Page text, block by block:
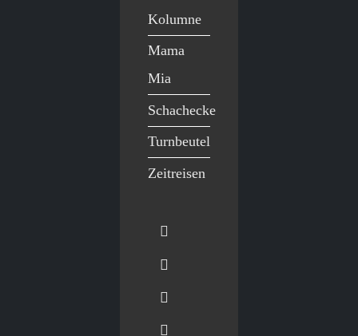
Kolumne
Mama
Mia
Schachecke
Turnbeutel
Zeitreisen